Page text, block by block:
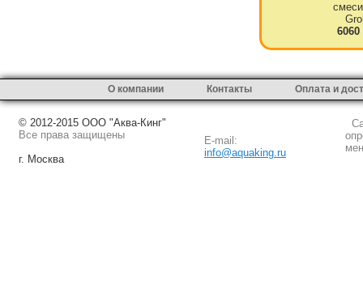
6060
О компании Контакты Оплата и
© 2012-2015 ООО "Аква-Кинг"
Все права защищены
г. Москва
E-mail:
info@aquaking.ru